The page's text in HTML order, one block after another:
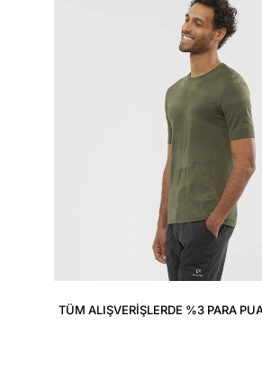
TÜM ALIŞVERIŞLERDE %3 PARA